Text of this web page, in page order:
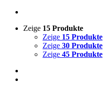
Zeige 15 Produkte
Zeige 15 Produkte
Zeige 30 Produkte
Zeige 45 Produkte